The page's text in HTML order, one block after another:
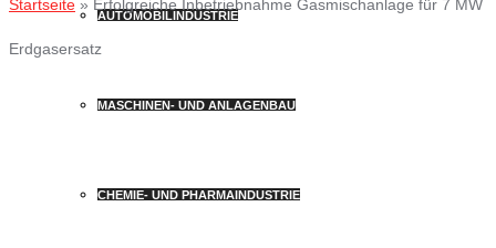
AUTOMOBILINDUSTRIE
MASCHINEN- UND ANLAGENBAU
CHEMIE- UND PHARMAINDUSTRIE
Startseite » Erfolgreiche Inbetriebnahme Gasmischanlage für 7 MW
Erdgasersatz